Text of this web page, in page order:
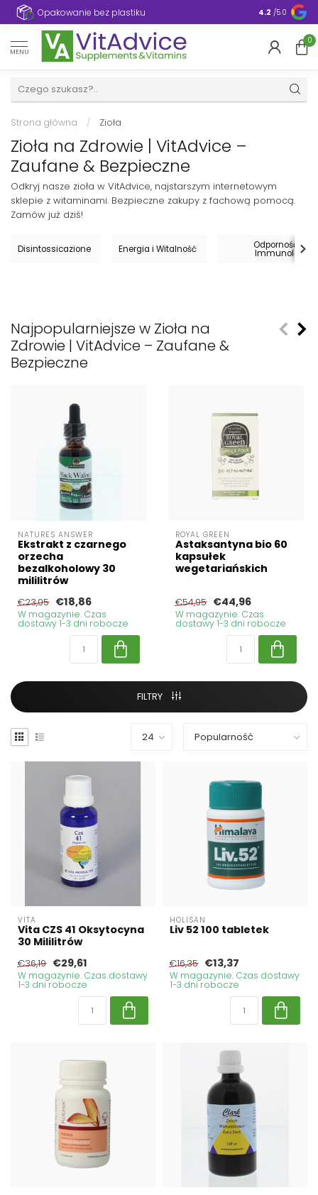
Opakowanie bez plastiku 4.2 /5.0
MENU
0
Strona główna / Zioła
Zioła na Zdrowie | VitAdvice –
Zaufane & Bezpieczne
Odkryj nasze zioła w VitAdvice, najstarszym internetowym
sklepie z witaminami. Bezpieczne zakupy z fachową pomocą.
Zamów już dziś!
Disintossicazione Energia i Witalność Odporność i
Najpopularniejsze w Zioła na
Zdrowie | VitAdvice – Zaufane &
Bezpieczne
NATURES ANSWER
Ekstrakt z czarnego
orzecha
bezalkoholowy 30
mililitrów
€23,05 €18,86
W magazynie. Czas
dostawy 1-3 dni robocze
ROYAL GREEN
Astaksantyna bio 60
kapsułek
wegetariańskich
€54,95 €44,96
W magazynie. Czas
dostawy 1-3 dni robocze
FILTRY
VITA
Vita CZS 41 Oksytocyna
30 Mililitrów
€36,19 €29,61
W magazynie. Czas dostawy
1-3 dni robocze
HOLISAN
Liv 52 100 tabletek
€16,35 €13,37
W magazynie. Czas dostawy
1-3 dni robocze